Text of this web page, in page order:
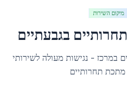
מיקום השירות
בגבעתיים
במרכז - נגישות מעולה לשירותי
מתכת תחרותיים